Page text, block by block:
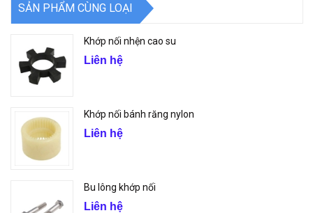
SẢN PHẨM CÙNG LOẠI
Khớp nối nhện cao su
Liên hệ
Khớp nối bánh răng nylon
Liên hệ
Bu lông khớp nối
Liên hệ